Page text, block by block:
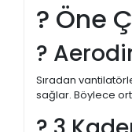
? Öne
?
Sıradan
sağlar. Böylece